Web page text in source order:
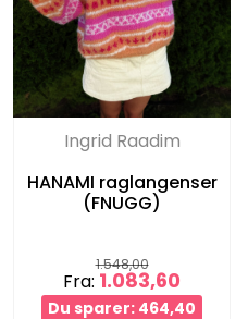
Ingrid Raadim
HANAMI raglangenser
(FNUGG)
1.548,00
Fra: 1.083,60
Du sparer: 464,40